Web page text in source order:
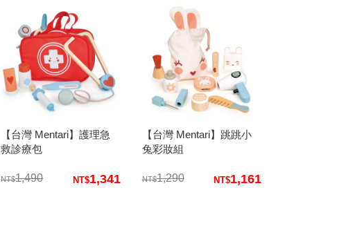
【台灣 Mentari】護理急
救診療包
1,490 1,341
【台灣 Mentari】跳跳小
兔彩妝組
1,290 1,161